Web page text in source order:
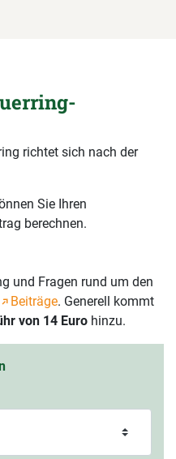
richtet sich nach der
Sie Ihren
berechnen.
und Fragen rund um den
Beiträge. Generell kommt
von 14 Euro hinzu.